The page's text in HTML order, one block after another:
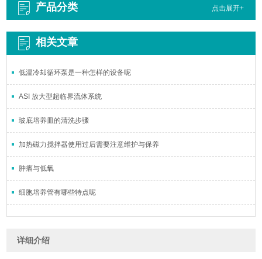
产品分类 点击展开+
相关文章
低温冷却循环泵是一种怎样的设备呢
ASI 放大型超临界流体系统
玻底培养皿的清洗步骤
加热磁力搅拌器使用过后需要注意维护与保养
肿瘤与低氧
细胞培养管有哪些特点呢
详细介绍